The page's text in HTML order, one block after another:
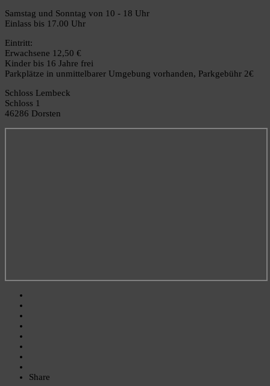
Samstag und Sonntag von 10 - 18 Uhr
Einlass bis 17.00 Uhr
Eintritt:
Erwachsene 12,50 €
Kinder bis 16 Jahre frei
Parkplätze in unmittelbarer Umgebung vorhanden, Parkgebühr 2€
Schloss Lembeck
Schloss 1
46286 Dorsten
Share